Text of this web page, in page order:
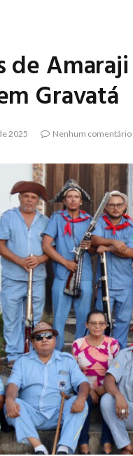
de
Gravatá
2025 Nenhum comentário